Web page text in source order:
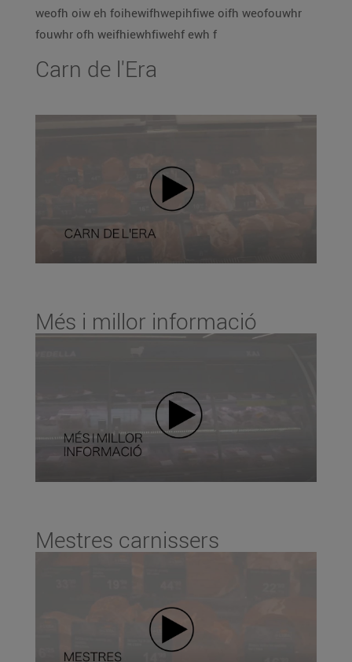
weofh oiw eh foihewifhwepihfiwe oifh weofouwhr
fouwhr ofh weifhiewhfiwehf ewh f
Carn de l'Era
Més i millor informació
Mestres carnissers